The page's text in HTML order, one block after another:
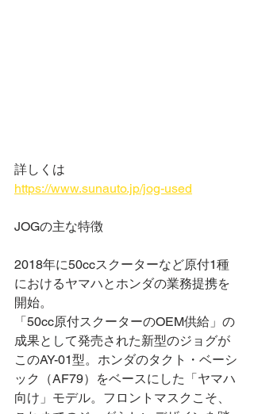
詳しくは
https://www.sunauto.jp/jog-used
JOGの主な特徴
2018年に50ccスクーターなど原付1種
におけるヤマハとホンダの業務提携を
開始。
「50cc原付スクーターのOEM供給」の
成果として発売された新型のジョグが
このAY-01型。ホンダのタクト・ベーシ
ック（AF79）をベースにした「ヤマハ
向け」モデル。フロントマスクこそ、